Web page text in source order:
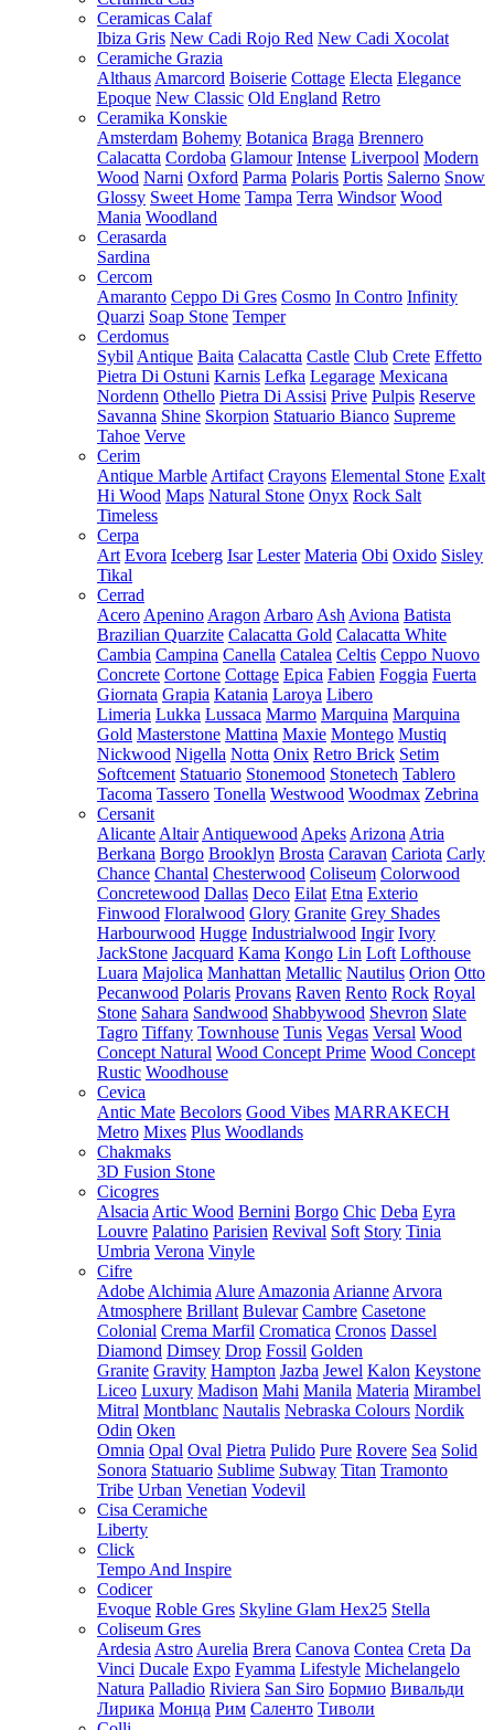
Ceramicas Calaf
Ibiza Gris New Cadi Rojo Red New Cadi Xocolat
Ceramiche Grazia
Althaus Amarcord Boiserie Cottage Electa Elegance
Epoque New Classic Old England Retro
Ceramika Konskie
Amsterdam Bohemy Botanica Braga Brennero
Calacatta Cordoba Glamour Intense Liverpool Modern
Wood Narni Oxford Parma Polaris Portis Salerno Snow
Glossy Sweet Home Tampa Terra Windsor Wood
Mania Woodland
Cerasarda
Sardina
Cercom
Amaranto Ceppo Di Gres Cosmo In Contro Infinity
Quarzi Soap Stone Temper
Cerdomus
Sybil Antique Baita Calacatta Castle Club Crete Effetto
Pietra Di Ostuni Karnis Lefka Legarage Mexicana
Nordenn Othello Pietra Di Assisi Prive Pulpis Reserve
Savanna Shine Skorpion Statuario Bianco Supreme
Tahoe Verve
Cerim
Antique Marble Artifact Crayons Elemental Stone Exalt
Hi Wood Maps Natural Stone Onyx Rock Salt
Timeless
Cerpa
Art Evora Iceberg Isar Lester Materia Obi Oxido Sisley
Tikal
Cerrad
Acero Apenino Aragon Arbaro Ash Aviona Batista
Brazilian Quarzite Calacatta Gold Calacatta White
Cambia Campina Canella Catalea Celtis Ceppo Nuovo
Concrete Cortone Cottage Epica Fabien Foggia Fuerta
Giornata Grapia Katania Laroya Libero
Limeria Lukka Lussaca Marmo Marquina Marquina
Gold Masterstone Mattina Maxie Montego Mustiq
Nickwood Nigella Notta Onix Retro Brick Setim
Softcement Statuario Stonemood Stonetech Tablero
Tacoma Tassero Tonella Westwood Woodmax Zebrina
Cersanit
Alicante Altair Antiquewood Apeks Arizona Atria
Berkana Borgo Brooklyn Brosta Caravan Cariota Carly
Chance Chantal Chesterwood Coliseum Colorwood
Concretewood Dallas Deco Eilat Etna Exterio
Finwood Floralwood Glory Granite Grey Shades
Harbourwood Hugge Industrialwood Ingir Ivory
JackStone Jacquard Kama Kongo Lin Loft Lofthouse
Luara Majolica Manhattan Metallic Nautilus Orion Otto
Pecanwood Polaris Provans Raven Rento Rock Royal
Stone Sahara Sandwood Shabbywood Shevron Slate
Tagro Tiffany Townhouse Tunis Vegas Versal Wood
Concept Natural Wood Concept Prime Wood Concept
Rustic Woodhouse
Cevica
Antic Mate Becolors Good Vibes MARRAKECH
Metro Mixes Plus Woodlands
Chakmaks
3D Fusion Stone
Cicogres
Alsacia Artic Wood Bernini Borgo Chic Deba Eyra
Louvre Palatino Parisien Revival Soft Story Tinia
Umbria Verona Vinyle
Cifre
Adobe Alchimia Alure Amazonia Arianne Arvora
Atmosphere Brillant Bulevar Cambre Casetone
Colonial Crema Marfil Cromatica Cronos Dassel
Diamond Dimsey Drop Fossil Golden
Granite Gravity Hampton Jazba Jewel Kalon Keystone
Liceo Luxury Madison Mahi Manila Materia Mirambel
Mitral Montblanc Nautalis Nebraska Colours Nordik
Odin Oken
Omnia Opal Oval Pietra Pulido Pure Rovere Sea Solid
Sonora Statuario Sublime Subway Titan Tramonto
Tribe Urban Venetian Vodevil
Cisa Ceramiche
Liberty
Click
Tempo And Inspire
Codicer
Evoque Roble Gres Skyline Glam Hex25 Stella
Coliseum Gres
Ardesia Astro Aurelia Brera Canova Contea Creta Da
Vinci Ducale Expo Fyamma Lifestyle Michelangelo
Natura Palladio Riviera San Siro Бормио Вивальди
Лирика Монца Рим Саленто Тиволи